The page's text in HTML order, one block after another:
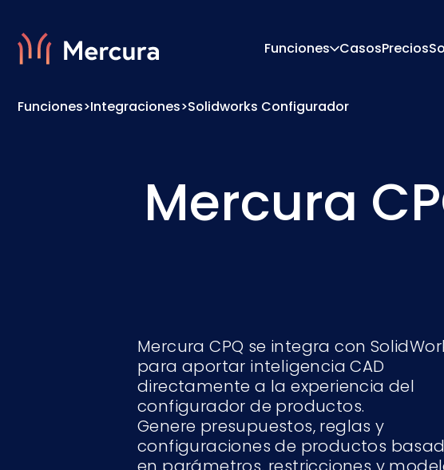
Funciones CasosPrecios
Funciones>Integraciones>Solidworks Configurador
Mercura
Mercura CPQ se integra con
para aportar inteligencia CAD
directamente a la experiencia del
configurador de productos.
Genere presupuestos, reglas y
configuraciones de productos